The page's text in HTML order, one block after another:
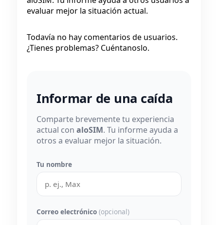
evaluar mejor la situación actual.
Todavía no hay comentarios de usuarios.
¿Tienes problemas? Cuéntanoslo.
Informar de una caída
Comparte brevemente tu experiencia
actual con aloSIM. Tu informe ayuda a
otros a evaluar mejor la situación.
Tu nombre
Correo electrónico (opcional)